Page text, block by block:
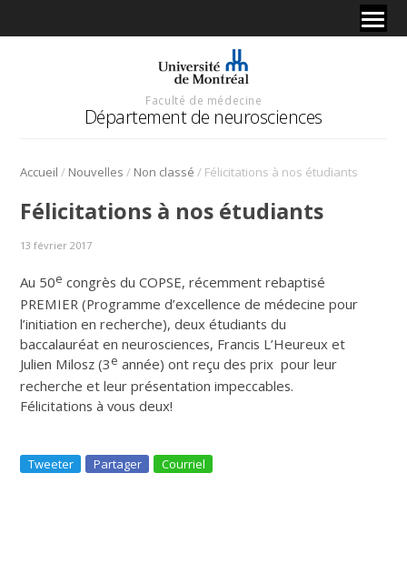
Faculté de médecine
Département de neurosciences
Accueil / Nouvelles / Non classé / Félicitations à nos étudiants
Félicitations à nos étudiants
13 février 2017
Au 50e congrès du COPSE, récemment rebaptisé
PREMIER (Programme d’excellence de médecine pour
l’initiation en recherche), deux étudiants du
baccalauréat en neurosciences, Francis L’Heureux et
Julien Milosz (3e année) ont reçu des prix pour leur
recherche et leur présentation impeccables.
Félicitations à vous deux!
Tweeter Partager Courriel